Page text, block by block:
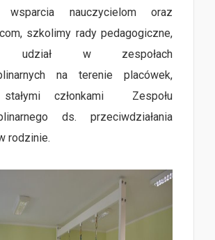
wsparcia nauczycielom oraz
szkolimy rady pedagogiczne,
udział w zespołach
na terenie placówek,
członkami Zespołu
ds. przeciwdziałania
rodzinie.